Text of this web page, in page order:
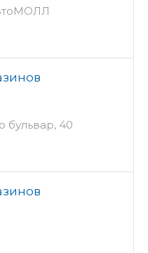
бульвар, 40